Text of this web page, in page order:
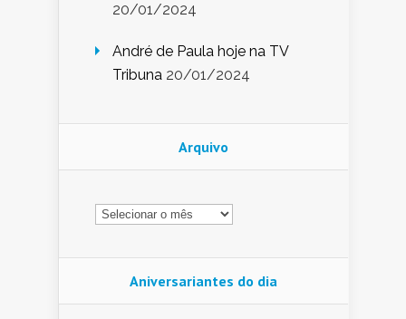
20/01/2024
André de Paula hoje na TV
Tribuna 20/01/2024
Arquivo
Arquivo
Aniversariantes do dia